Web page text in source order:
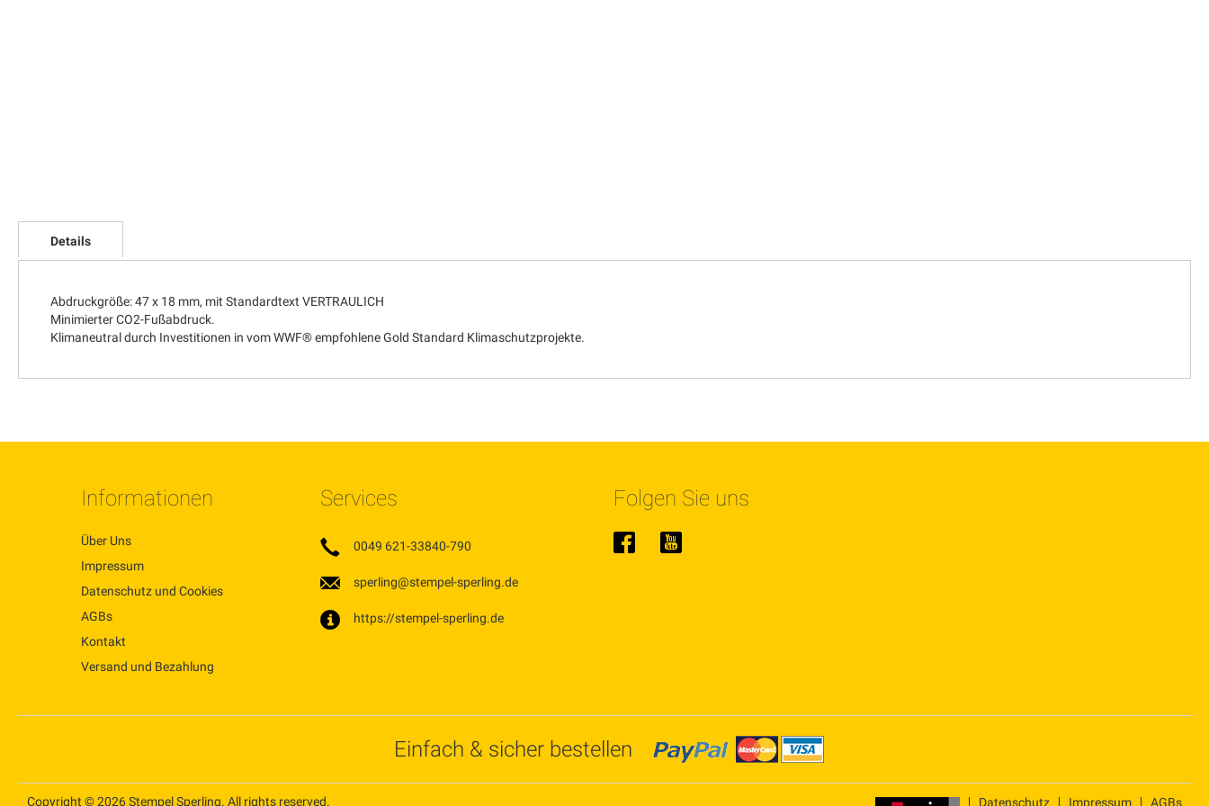
Anfang
Bildgalerie
Details
Abdruckgröße: 47 x 18 mm, mit Standardtext VERTRAULICH
Minimierter CO2-Fußabdruck.
Klimaneutral durch Investitionen in vom WWF® empfohlene Gold Standard Klimaschutzprojekte.
Informationen
Über Uns
Impressum
Datenschutz und Cookies
AGBs
Kontakt
Versand und Bezahlung
Services
0049 621-33840-790
sperling@stempel-sperling.de
https://stempel-sperling.de
Folgen Sie uns
Einfach & sicher bestellen
Copyright © 2026 Stempel Sperling. All rights reserved. Datenschutz Impressum AGBs